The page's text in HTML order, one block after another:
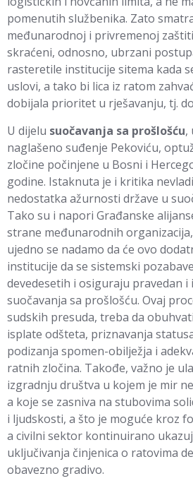
pomenutih službenika. Zato
međunarodnoj i privremenoj
skraćeni, odnosno, ubrzani
rasteretile institucije sitema kada
uslovi, a tako bi lica iz ratom
dobijala prioritet u rješavanju, tj.
U dijelu suočavanja sa prošlošću,
naglašeno suđenje Pekoviću,
zločine počinjene u Bosni i
godine. Istaknuta je i kritika
nedostatka ažurnosti države u
Tako su i napori Građanske
strane međunarodnih
ujedno se nadamo da će ovo
institucije da se sistemski
devedesetih i osiguraju pravedan i
suočavanja sa prošlošću. Ovaj
sudskih presuda, treba da
isplate odšteta, priznavanja
podizanja spomen-obilježja i
ratnih zločina. Takođe, važno je
izgradnju društva u kojem je mir
a koje se zasniva na stubovima
i ljudskosti, a što je moguće kroz
a civilni sektor kontinuirano
uključivanja činjenica o ratovima
obavezno gradivo.